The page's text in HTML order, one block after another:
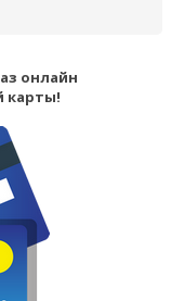
онлайн
карты!